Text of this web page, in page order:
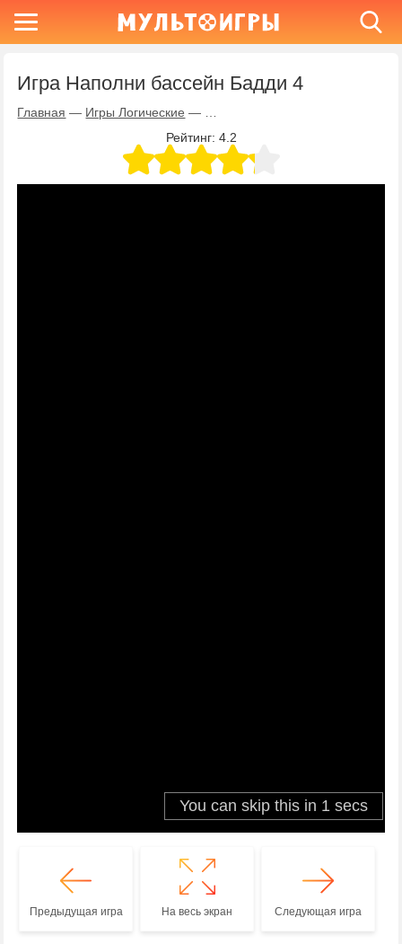
Игра Наполни бассейн Бадди 4
Главная — Игры Логические —
Рейтинг: 4.2
Предыдущая игра На весь экран Следующая игра